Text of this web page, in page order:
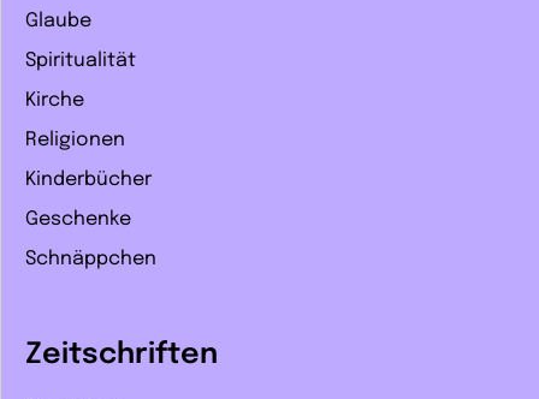
Glaube
Spiritualität
Kirche
Religionen
Kinderbücher
Geschenke
Schnäppchen
Zeitschriften